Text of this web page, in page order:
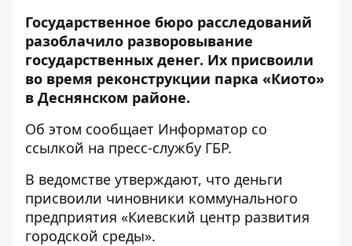
Государственное бюро расследований
разоблачило разворовывание
государственных денег. Их присвоили
во время реконструкции парка «Киото»
в Деснянском районе.
Об этом сообщает Информатор со
ссылкой на пресс-службу ГБР.
В ведомстве утверждают, что деньги
присвоили чиновники коммунального
предприятия «Киевский центр развития
городской среды».